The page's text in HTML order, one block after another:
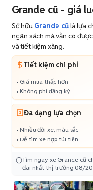
Grande cũ - giá
Sở hữu Grande cũlà lựa
ngân sách mà vẫn có
và tiết kiệm xăng.
Tiết kiệm chi phí
• Giá mua thấp hơn
• Không phí đăng ký
Đa dạng lựa chọn
• Nhiều đời xe, màu sắc
• Dễ tìm xe hợp túi tiền
Tìm ngay xe Grande cũ
đãi nhất thị trường 08/